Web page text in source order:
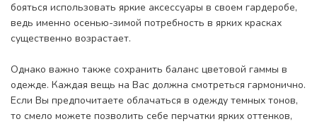
бояться использовать яркие аксессуары в своем гардеробе,
ведь именно осенью-зимой потребность в ярких красках
существенно возрастает.
Однако важно также сохранить баланс цветовой гаммы в
одежде. Каждая вещь на Вас должна смотреться гармонично.
Если Вы предпочитаете облачаться в одежду темных тонов,
то смело можете позволить себе перчатки ярких оттенков,